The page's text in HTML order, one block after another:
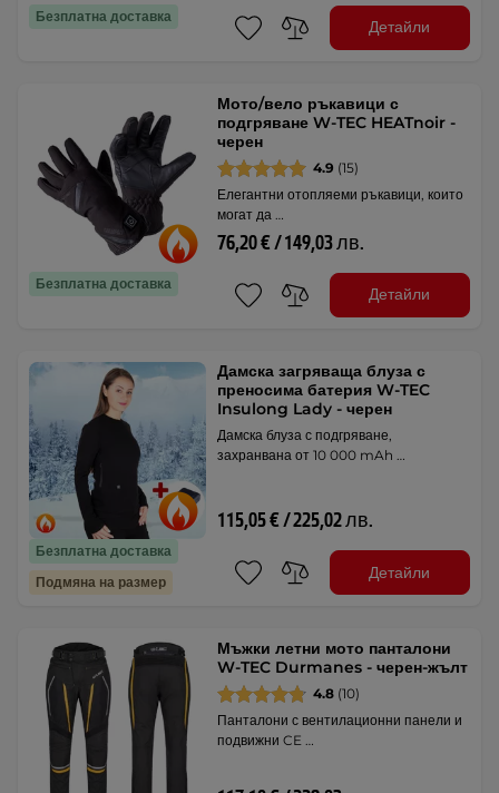
Безплатна доставка
Детайли
Безплатна доставка
Мото/вело ръкавици с
подгряване W-TEC HEATnoir -
черен
4.9 (15)
Елегантни отопляеми ръкавици, които
могат да …
76,20 € / 149,03 лв.
Детайли
Безплатна доставка
Подмяна на размер
Дамска загряваща блуза с
преносима батерия W-TEC
Insulong Lady - черен
Дамска блуза с подгряване,
захранвана от 10 000 mAh …
115,05 € / 225,02 лв.
Детайли
Мъжки летни мото панталони
W-TEC Durmanes - черен-жълт
4.8 (10)
Панталони с вентилационни панели и
подвижни CE …